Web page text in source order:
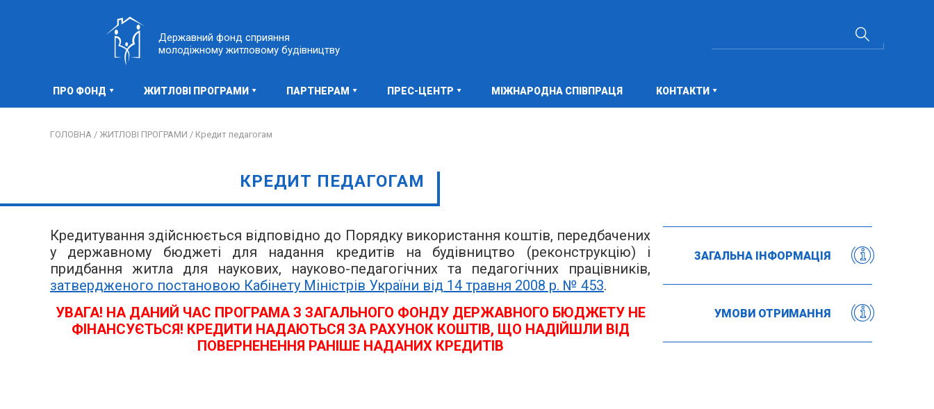
Державний фонд сприяння
молодіжному житловому будівництву
ПРО ФОНД ЖИТЛОВІ ПРОГРАМИ ПАРТНЕРАМ ПРЕС-ЦЕНТР МІЖНАРОДНА СПІВПРАЦЯ КОНТАКТИ
ГОЛОВНА / ЖИТЛОВІ ПРОГРАМИ / Кредит педагогам
КРЕДИТ ПЕДАГОГАМ
ЗАГАЛЬНА ІНФОРМАЦІЯ
УМОВИ ОТРИМАННЯ
Кредитування здійснюється відповідно до Порядку використання коштів, передбачених
у державному бюджеті для надання кредитів на будівництво (реконструкцію) і
придбання житла для наукових, науково-педагогічних та педагогічних працівників,
затвердженого постановою Кабінету Міністрів України від 14 травня 2008 р. № 453.
УВАГА! НА ДАНИЙ ЧАС ПРОГРАМА З ЗАГАЛЬНОГО ФОНДУ ДЕРЖАВНОГО БЮДЖЕТУ НЕ
ФІНАНСУЄТЬСЯ! КРЕДИТИ НАДАЮТЬСЯ ЗА РАХУНОК КОШТІВ, ЩО НАДІЙШЛИ ВІД
ПОВЕРНЕНЕННЯ РАНІШЕ НАДАНИХ КРЕДИТІВ